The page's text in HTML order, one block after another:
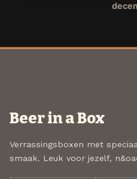
Beer in a Box
Verrassingsboxen met
smaak. Leuk voor jezelf,